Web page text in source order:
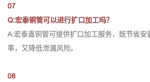
07
Q:宏泰铜管可以进行扩口加工吗？
A:宏泰直铜管可提供扩口加工服务，既节省
率，又降低泄漏风险。
08